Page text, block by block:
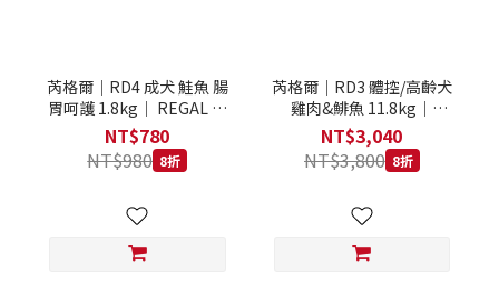
芮格爾｜RD4 成犬 鮭魚 腸
胃呵護 1.8kg｜ REGAL 天
然犬糧 狗飼料
NT$780
NT$980 8折
芮格爾｜RD3 體控/高齡犬
雞肉&鯡魚 11.8kg｜
REGAL 天然犬糧 狗飼料
NT$3,040
NT$3,800 8折